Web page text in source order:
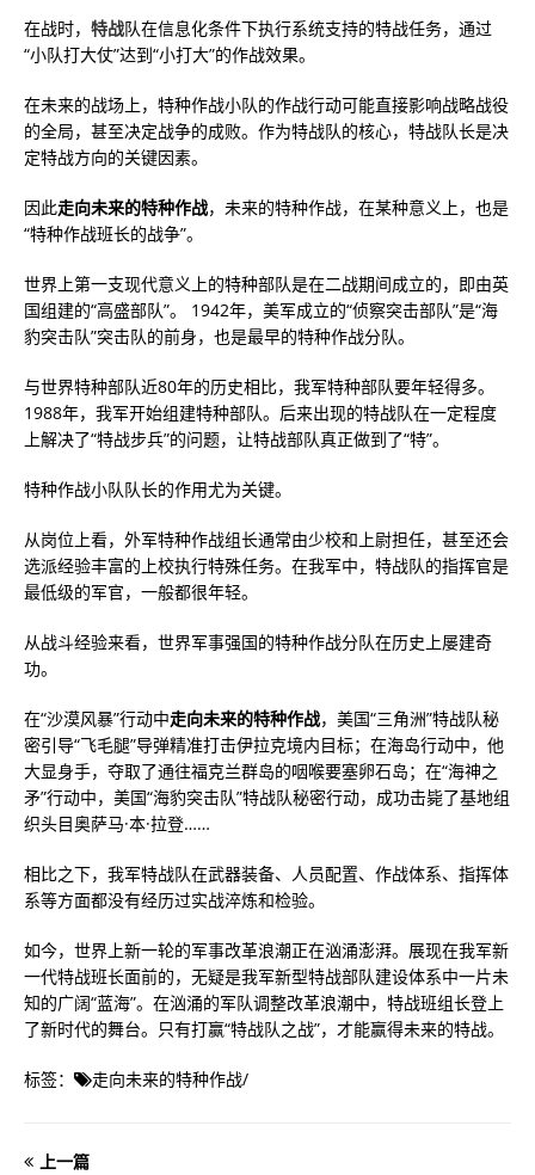
在战时， 特战队在信息化条件下执行系统支持的特战任务，通过
“小队打大仗”达到“小打大”的作战效果。
在未来的战场上，特种作战小队的作战行动可能直接影响战略战役
的全局，甚至决定战争的成败。作为特战队的核心，特战队长是决
定特战方向的关键因素。
因此走向未来的特种作战，未来的特种作战，在某种意义上，也是
“特种作战班长的战争”。
世界上第一支现代意义上的特种部队是在二战期间成立的，即由英
国组建的“高盛部队”。 1942年，美军成立的“侦察突击部队”是“海
豹突击队”突击队的前身，也是最早的特种作战分队。
与世界特种部队近80年的历史相比，我军特种部队要年轻得多。
1988年，我军开始组建特种部队。后来出现的特战队在一定程度
上解决了“特战步兵”的问题，让特战部队真正做到了“特”。
特种作战小队队长的作用尤为关键。
从岗位上看，外军特种作战组长通常由少校和上尉担任，甚至还会
选派经验丰富的上校执行特殊任务。在我军中，特战队的指挥官是
最低级的军官，一般都很年轻。
从战斗经验来看，世界军事强国的特种作战分队在历史上屡建奇
功。
在“沙漠风暴”行动中走向未来的特种作战，美国“三角洲”特战队秘
密引导“飞毛腿”导弹精准打击伊拉克境内目标；在海岛行动中，他
大显身手，夺取了通往福克兰群岛的咽喉要塞卵石岛；在“海神之
矛”行动中，美国“海豹突击队”特战队秘密行动，成功击毙了基地组
织头目奥萨马·本·拉登……
相比之下，我军特战队在武器装备、人员配置、作战体系、指挥体
系等方面都没有经历过实战淬炼和检验。
如今，世界上新一轮的军事改革浪潮正在汹涌澎湃。展现在我军新
一代特战班长面前的，无疑是我军新型特战部队建设体系中一片未
知的广阔“蓝海”。在汹涌的军队调整改革浪潮中，特战班组长登上
了新时代的舞台。只有打赢“特战队之战”，才能赢得未来的特战。
标签： 走向未来的特种作战/
上一篇